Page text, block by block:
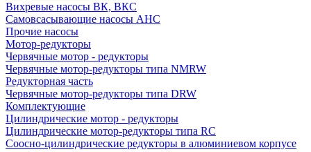
Вихревые насосы ВК, ВКС
Самовсасывающие насосы АНС
Прочие насосы
Мотор-редукторы
Червячные мотор - редукторы
Червячные мотор-редукторы типа NMRW
Редукторная часть
Червячные мотор-редукторы типа DRW
Комплектующие
Цилиндрические мотор - редукторы
Цилиндрические мотор-редукторы типа RC
Соосно-цилиндрические редукторы в алюминиевом корпусе